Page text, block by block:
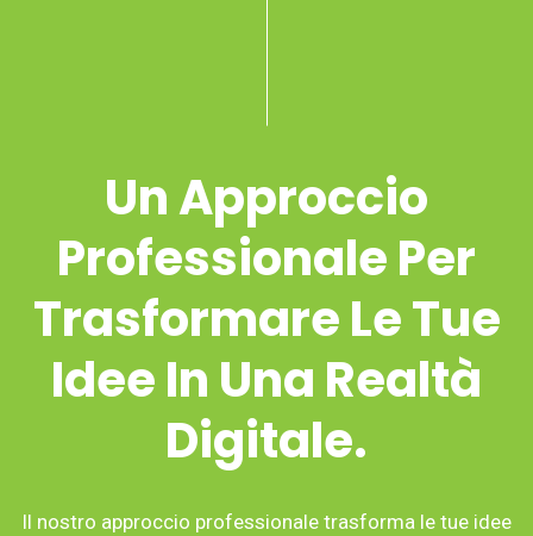
Un Approccio
Professionale Per
Trasformare Le Tue
Idee In Una Realtà
Digitale.
Il nostro approccio professionale trasforma le tue idee